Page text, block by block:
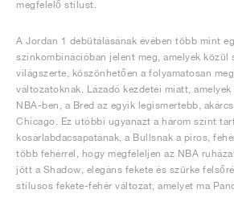
megfelelő stílust.
A Jordan 1 debütálásának évében több mint
színkombinációban jelent meg, amelyek közül
világszerte, köszönhetően a folyamatosan
változatoknak. Lázadó kezdetei miatt,
NBA-ben, a Bred az egyik legismertebb,
Chicago. Ez utóbbi ugyanazt a három színt
kosárlabdacsapatának, a Bullsnak a piros,
több fehérrel, hogy megfeleljen az NBA
jött a Shadow, elegáns fekete és szürke
stílusos fekete-fehér változat, amelyet ma